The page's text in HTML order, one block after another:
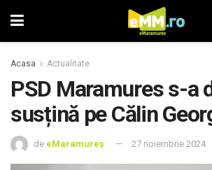
Acasa Actualitate
PSD Maramures s-a
susțină pe Călin
de eMaramureș 27 noiembrie 2024